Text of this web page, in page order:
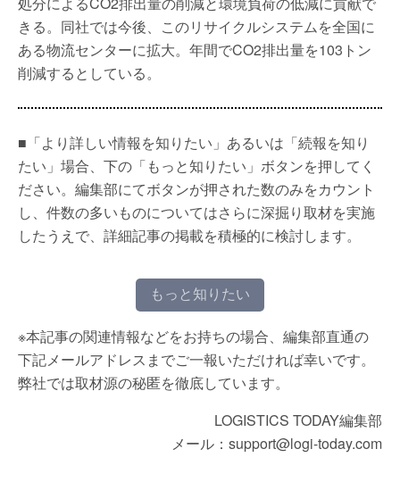
きる。同社では今後、このリサイクルシステムを全国に
ある物流センターに拡大。年間でCO2排出量を103トン
削減するとしている。
■「より詳しい情報を知りたい」あるいは「続報を知り
たい」場合、下の「もっと知りたい」ボタンを押してく
ださい。編集部にてボタンが押された数のみをカウント
し、件数の多いものについてはさらに深掘り取材を実施
したうえで、詳細記事の掲載を積極的に検討します。
もっと知りたい
※本記事の関連情報などをお持ちの場合、編集部直通の
下記メールアドレスまでご一報いただければ幸いです。
弊社では取材源の秘匿を徹底しています。
LOGISTICS TODAY編集部
メール：support@logi-today.com